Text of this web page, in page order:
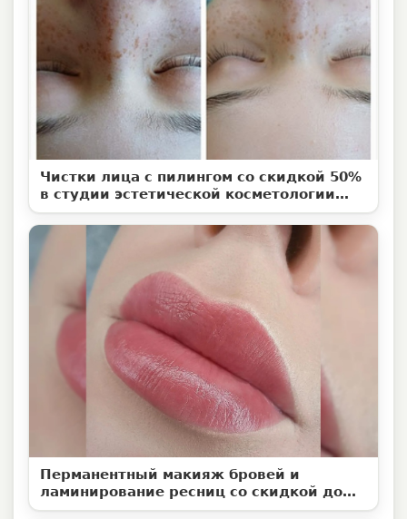
Чистки лица с пилингом со скидкой 50%
в студии эстетической косметологии
«Территория ВуМен»
Перманентный макияж бровей и
ламинирование ресниц со скидкой до
50%